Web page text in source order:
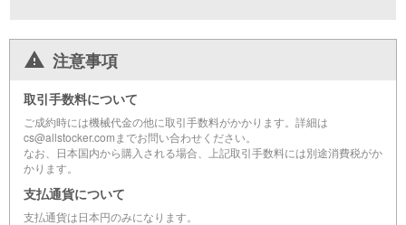
注意事項
取引手数料について
ご成約時には機械代金の他に取引手数料がかかります。詳細は
cs@allstocker.comまでお問い合わせください。
なお、日本国内から購入される場合、上記取引手数料には別途消費税がか
かります。
支払通貨について
支払通貨は日本円のみになります。